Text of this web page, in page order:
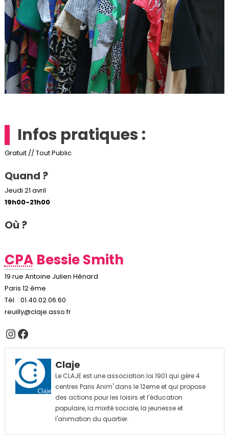
Infos pratiques :
Gratuit // Tout Public
Quand ?
Jeudi 21 avril
19h00-21h00
Où ?
CPABessie Smith
19 rue Antoine Julien Hénard
Paris 12 ème
Tél. : 01.40.02.06.60
reuilly@claje.asso.fr
Instagram
Facebook
Claje
Le CLAJE est une association loi 1901 qui gère 4
centres Paris Anim' dans le 12eme et qui propose
des actions pour les loisirs et l’éducation
populaire, la mixité sociale, la jeunesse et
l'animation du quartier.